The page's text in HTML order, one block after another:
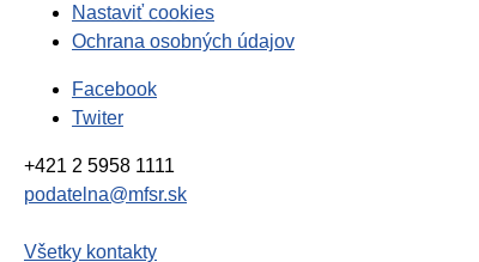
Nastaviť cookies
Ochrana osobných údajov
Facebook
Twiter
+421 2 5958 1111
podatelna@mfsr.sk
Všetky kontakty